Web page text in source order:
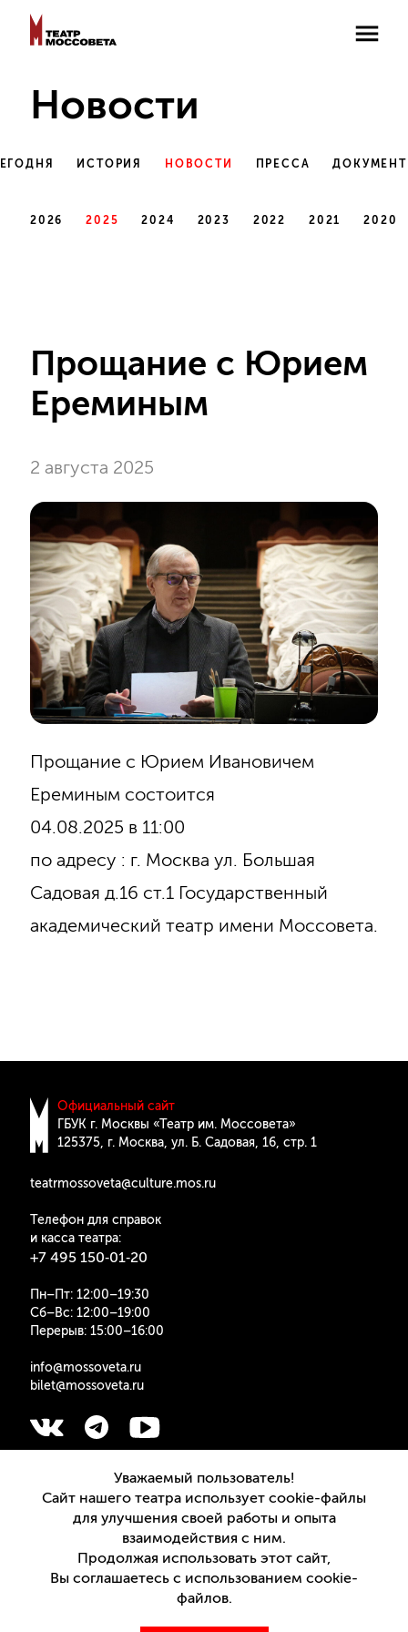
Новости
ИСТОРИЯ НОВОСТИ ПРЕССА
2026 2025 2024 2023 2022 2021 2020
Прощание с Юрием
Ереминым
2 августа 2025
Прощание с Юрием Ивановичем
Ереминым состоится
04.08.2025 в 11:00
по адресу : г. Москва ул. Большая
Садовая д.16 ст.1 Государственный
академический театр имени Моссовета.
Официальный сайт
ГБУК г. Москвы «Театр им. Моссовета»
125375, г. Москва, ул. Б. Cадовая, 16, стр. 1
teatrmossoveta@culture.mos.ru
Телефон для справок
и касса театра:
+7 495 150‑01‑20
Пн–Пт: 12:00–19:30
Сб–Вс: 12:00–19:00
Перерыв: 15:00–16:00
info@mossoveta.ru
bilet@mossoveta.ru
Подписаться на рассылкуУважаемый пользователь!
Сайт нашего театра использует cookie-файлы
для улучшения своей работы и опыта
взаимодействия с ним.
Продолжая использовать этот сайт,
Вы соглашаетесь с использованием cookie-
файлов.